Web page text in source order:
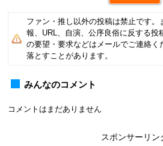
ファン・推し以外の投稿は禁止です。
報、URL、自演、公序良俗に反する投
の要望・要求などはメールでご連絡く
落とすことがあります。
みんなのコメント
コメントはまだありません
スポンサーリン